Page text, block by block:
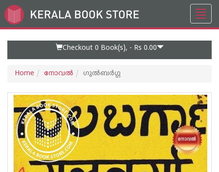
Go
to
Checkout 0 Book(s), - Rs 0.00
Home നോവല്‍ ഗുല്‍ബര്‍ഗ്ഗ